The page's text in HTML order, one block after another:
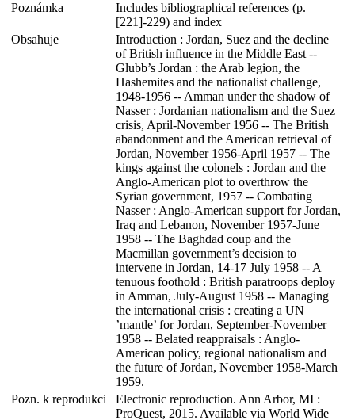
Poznámka
Includes bibliographical references (p.
[221]-229) and index
Obsahuje
Introduction : Jordan, Suez and the decline
of British influence in the Middle East --
Glubb’s Jordan : the Arab legion, the
Hashemites and the nationalist challenge,
1948-1956 -- Amman under the shadow of
Nasser : Jordanian nationalism and the Suez
crisis, April-November 1956 -- The British
abandonment and the American retrieval of
Jordan, November 1956-April 1957 -- The
kings against the colonels : Jordan and the
Anglo-American plot to overthrow the
Syrian government, 1957 -- Combating
Nasser : Anglo-American support for Jordan,
Iraq and Lebanon, November 1957-June
1958 -- The Baghdad coup and the
Macmillan government’s decision to
intervene in Jordan, 14-17 July 1958 -- A
tenuous foothold : British paratroops deploy
in Amman, July-August 1958 -- Managing
the international crisis : creating a UN
’mantle’ for Jordan, September-November
1958 -- Belated reappraisals : Anglo-
American policy, regional nationalism and
the future of Jordan, November 1958-March
1959.
Pozn. k reprodukci
Electronic reproduction. Ann Arbor, MI :
ProQuest, 2015. Available via World Wide